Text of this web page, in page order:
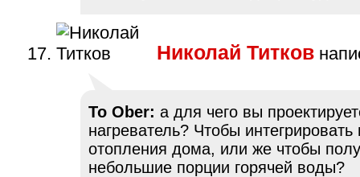
Николай Титков
To Ober: а для чего вы
нагреватель? Чтобы интегрировать
отопления дома, или же чтобы
небольшие порции горячей воды?